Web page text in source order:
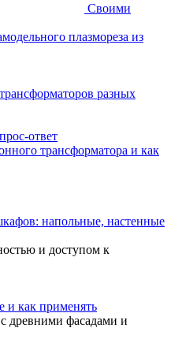
Своими
плазмореза из
разных
ответ
трансформатора и как
напольные, настенные
и доступом к
и как применять
древними фасадами и